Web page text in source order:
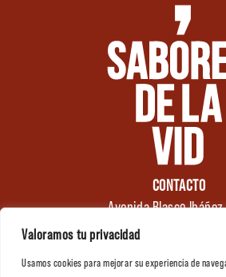
Valoramos tu privacidad
Usamos cookies para mejorar su experiencia de
CONTACTO
Avenida Blasco
Tel.: +34 961 176